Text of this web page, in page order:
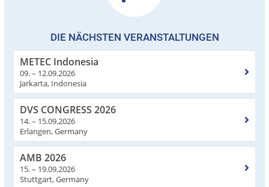
DIE NÄCHSTEN VERANSTALTUNGEN
METEC Indonesia
09. – 12.09.2026
Jarkarta, Indonesia
DVS CONGRESS 2026
14. – 15.09.2026
Erlangen, Germany
AMB 2026
15. – 19.09.2026
Stuttgart, Germany